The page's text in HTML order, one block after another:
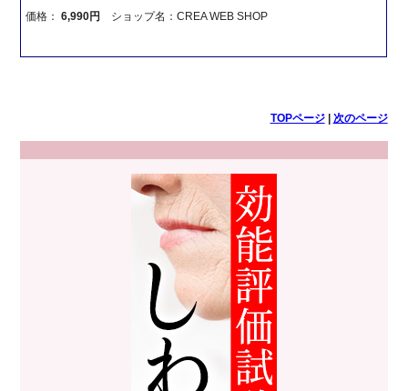
価格：6,990円 ショップ名：CREA WEB SHOP
TOPページ| 次のページ